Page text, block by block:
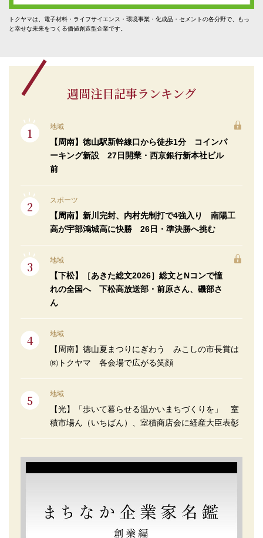
トクヤマは、電子材料・ライフサイエンス・環境事業・化成品・セメントの各分野で、もっ
と幸せな未来をつくる価値創造型企業です。
週間注目記事ランキング
地域
【周南】徳山駅新幹線口から徒歩1分 コインパ
ーキング新設 27日開業・西京銀行新本社ビル
前
スポーツ
【周南】新川完封、内村先制打で4強入り 南陽工
高が宇部鴻城高に快勝 26日・準決勝へ挑む
地域
【下松】［あきた総文2026］総文とNコンで憧
れの全国へ 下松高放送部・前原さん、磯部さ
ん
地域
【周南】徳山夏まつりにぎわう みこしの市長賞は
㈱トクヤマ 各会場で広がる笑顔
地域
【光】「歩いて暮らせる温かいまちづくりを」 室
積市場ん（いちばん）、室積商店会に経産大臣表彰